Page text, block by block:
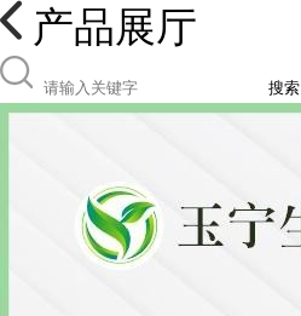
产品展厅
搜索